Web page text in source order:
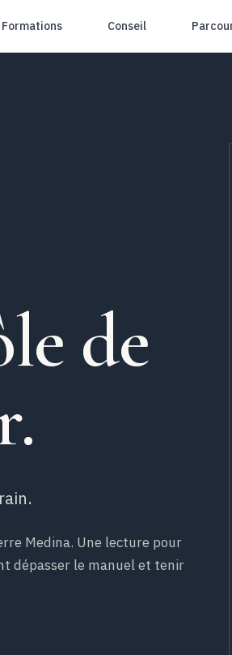
Formations Conseil
de
Medina. Une lecture pour
dépasser le manuel et tenir